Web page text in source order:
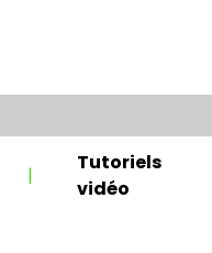
|
Tutoriels
vidéo